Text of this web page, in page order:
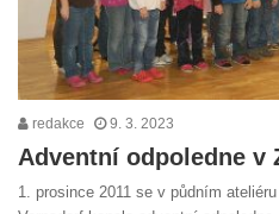
redakce 9. 3. 2023
Adventní odpoledne v
1. prosince 2011 se v půdním